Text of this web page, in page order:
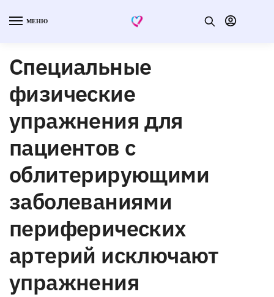
МЕНЮ
Специальные
физические
упражнения для
пациентов с
облитерирующими
заболеваниями
периферических
артерий исключают
упражнения